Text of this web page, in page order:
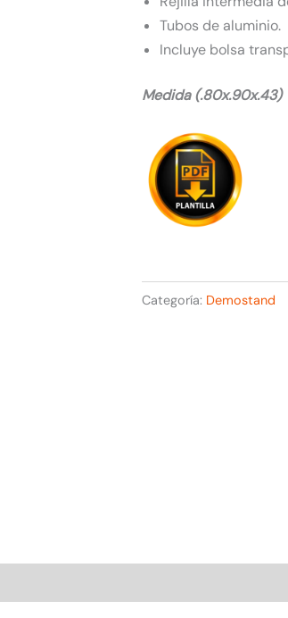
Tubos de aluminio.
Incluye bolsa
Medida
Categoría: Demostand